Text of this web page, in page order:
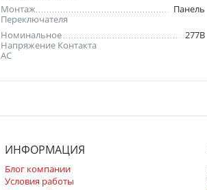
Монтаж
Переключателя
Панель
Номинальное
Напряжение Контакта
AC
277В
ИНФОРМАЦИЯ
Блог компании
Условия работы